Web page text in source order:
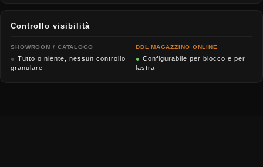
Controllo visibilità
SHOWROOM / CATALOGO
● Tutto o niente, nessun controllo
granulare
DDL MAGAZZINO ONLINE
● Configurabile per blocco e per
lastra